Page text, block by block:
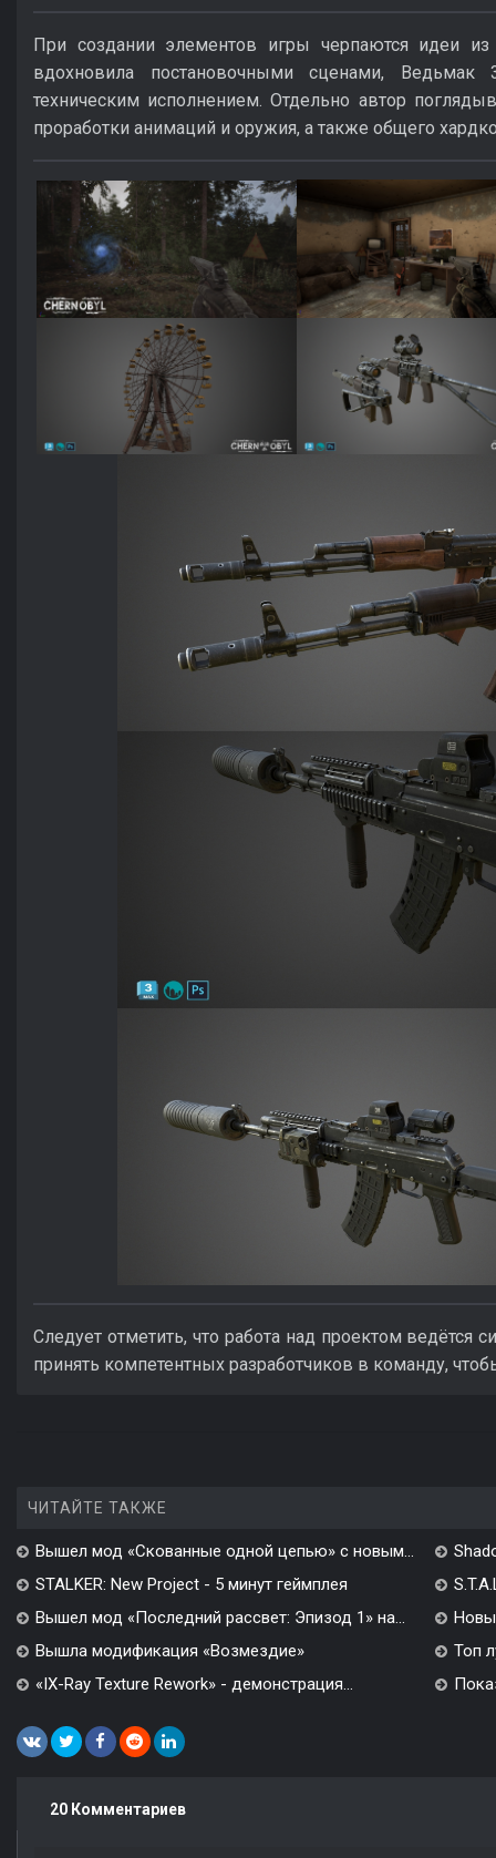
При создании элементов игры черпаются идеи
вдохновила постановочными сценами,
техническим исполнением. Отдельно автор
проработки анимаций и оружия, а также общего
Следует отметить, что работа над проектом ведётся
принять компетентных разработчиков в команду,
ЧИТАЙТЕ ТАКЖЕ
Вышел мод «Скованные одной цепью» с новым...
STALKER: New Project - 5 минут геймплея
Вышел мод «Последний рассвет: Эпизод 1» на...
Вышла модификация «Возмездие»
Топ
«IX-Ray Texture Rework» - демонстрация...
20 Комментариев